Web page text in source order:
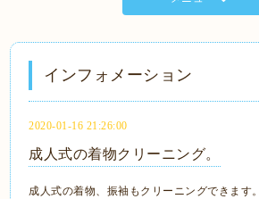
インフォメーション
2020-01-16 21:26:00
成人式の着物クリーニング。
成人式の着物、振袖もクリーニングできます